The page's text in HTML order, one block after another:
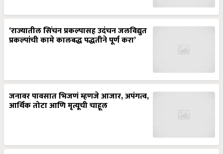
‘राज्यातील सिंचन प्रकल्पासह उदंचन जलविद्युत
प्रकल्पांची कामे कालबद्ध पद्धतीने पूर्ण करा’
जनावर पावसात भिजणं म्हणजे आजार, अपंगत्व,
आर्थिक तोटा आणि मृत्यूची चाहूल